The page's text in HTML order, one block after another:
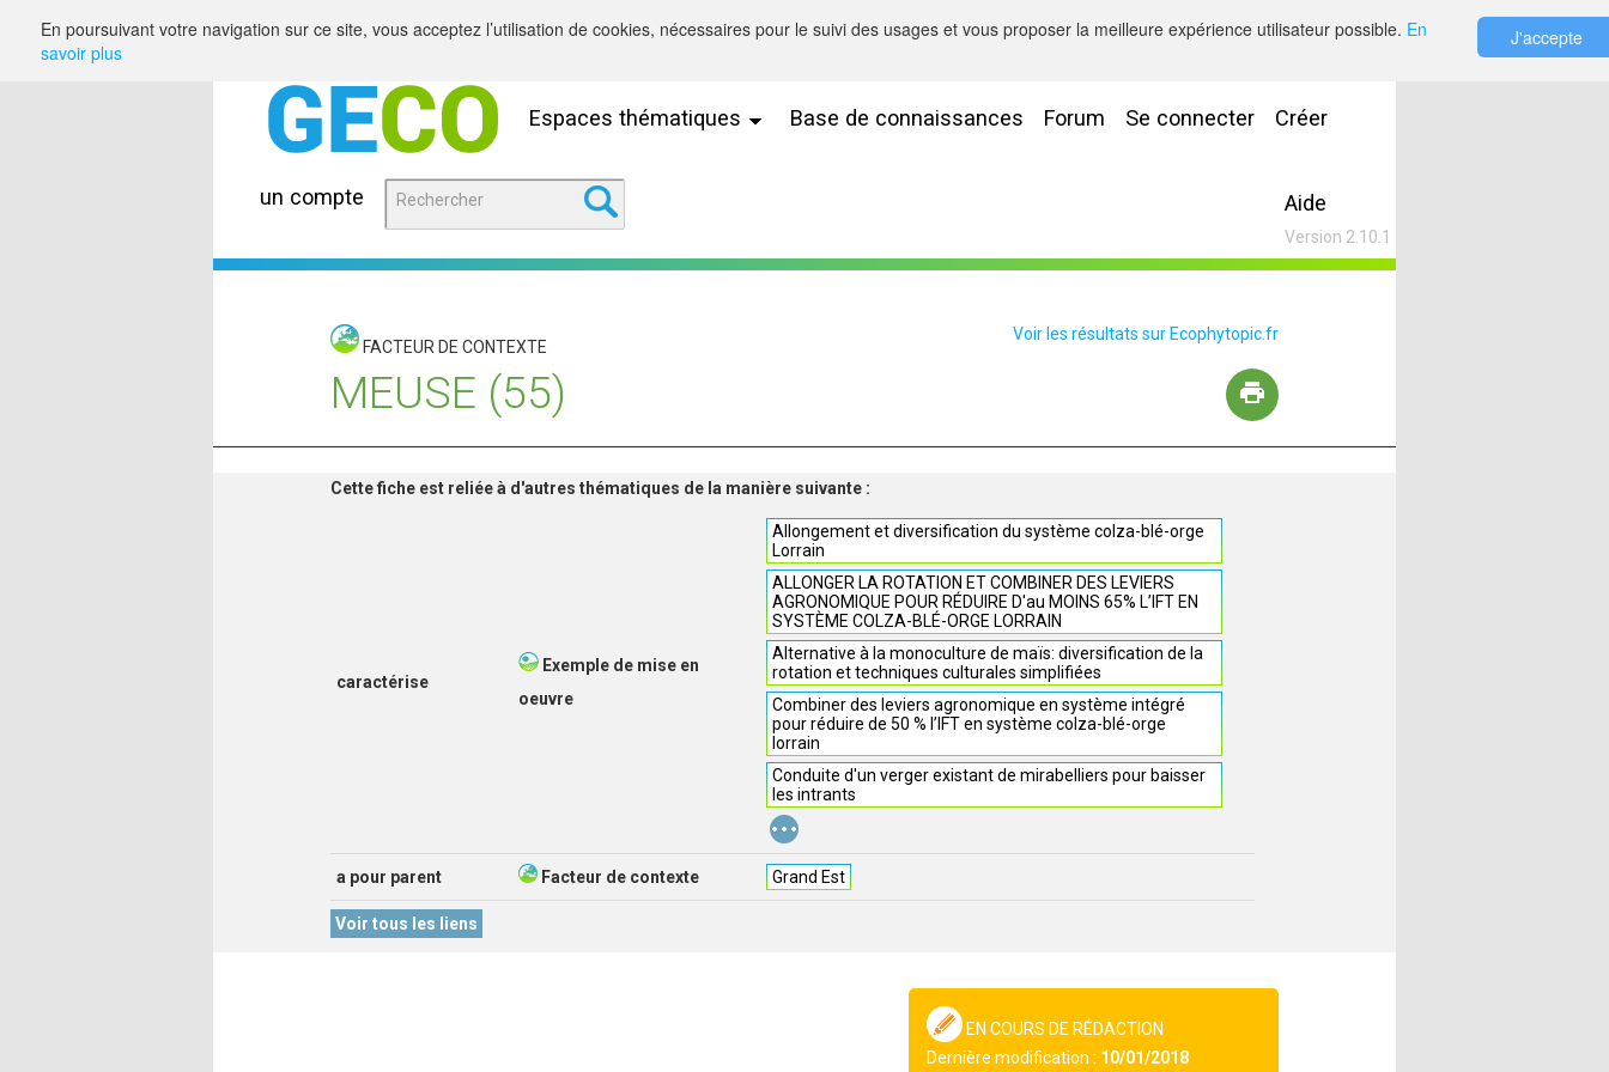
Espaces thématiques Base de connaissances Forum Se connecter Créer
un compte Aide
Version 2.10.1
FACTEUR DE CONTEXTE
Voir les résultats sur Ecophytopic.fr
MEUSE (55)
Cette fiche est reliée à d'autres thématiques de la manière suivante :
caractérise
Exemple de mise en
oeuvre
Allongement et diversification du système colza-blé-orge
Lorrain
ALLONGER LA ROTATION ET COMBINER DES LEVIERS
AGRONOMIQUE POUR RÉDUIRE D'au MOINS 65% L’IFT EN
SYSTÈME COLZA-BLÉ-ORGE LORRAIN
Alternative à la monoculture de maïs: diversification de la
rotation et techniques culturales simplifiées
Combiner des leviers agronomique en système intégré
pour réduire de 50 % l’IFT en système colza-blé-orge
lorrain
Conduite d'un verger existant de mirabelliers pour baisser
les intrants
...
a pour parent Facteur de contexte Grand Est
Voir tous les liens
EN COURS DE RÉDACTION
Dernière modification : 10/01/2018
En poursuivant votre navigation sur ce site, vous acceptez l’utilisation de cookies, nécessaires pour le suivi des usages et vous proposer la meilleure expérience utilisateur possible. En
savoir plus
J'accepte